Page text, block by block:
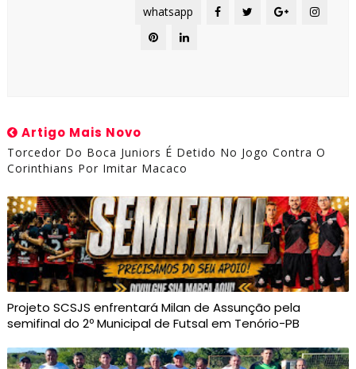
whatsapp
Artigo Mais Novo
Torcedor Do Boca Juniors É Detido No Jogo Contra O
Corinthians Por Imitar Macaco
Projeto SCSJS enfrentará Milan de Assunção pela
semifinal do 2º Municipal de Futsal em Tenório-PB